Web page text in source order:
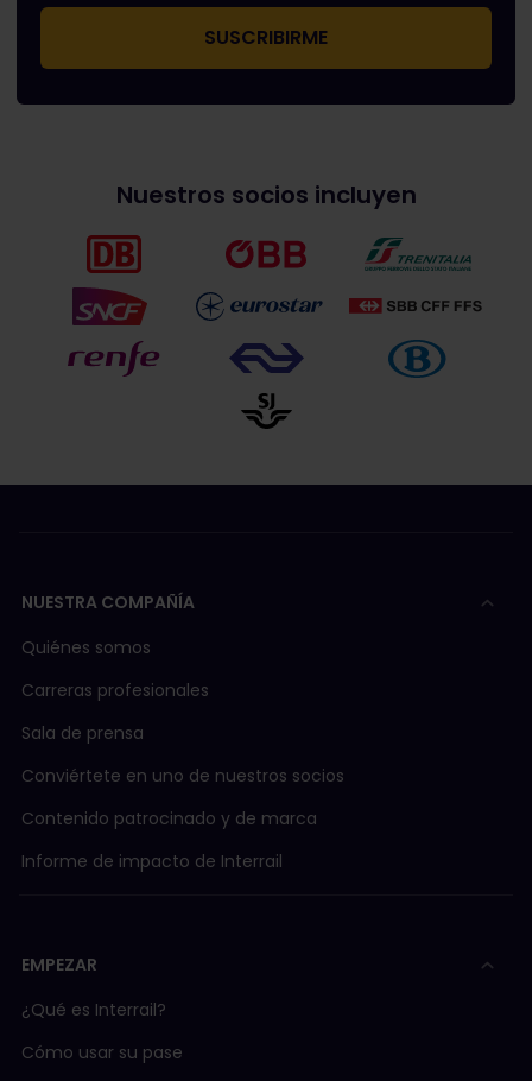
Nuestros socios incluyen
NUESTRA COMPAÑÍA
Quiénes somos
Carreras profesionales
Sala de prensa
Conviértete en uno de nuestros socios
Contenido patrocinado y de marca
Informe de impacto de Interrail
EMPEZAR
¿Qué es Interrail?
Cómo usar su pase